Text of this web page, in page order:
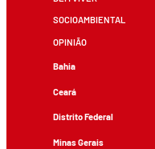
SOCIOAMBIENTAL
OPINIÃO
Bahia
Ceará
Distrito Federal
Minas Gerais